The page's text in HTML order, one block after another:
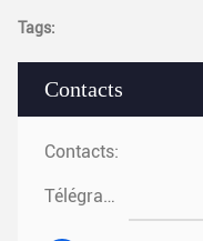
Contacts
Contacts:
Télégramme:
Tags: